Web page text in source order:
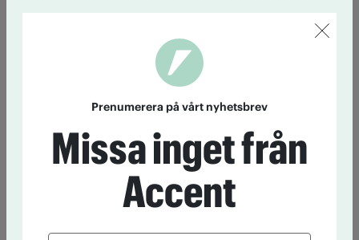
mousserande vin i samarbete med en alkoholtillverkare. Vi
kontaktade henne för att fråga hur hon resonerar kring det.
Cannabis i gråzonen – från läkemedel
4 augusti 11:55
Cannabis är olagligt i ­Sverige, i nästan alla ­
former. Men nu växer en marknad fram i lagens gränsland.
Vem tjänar på normaliseringen?
Avmattning i USA:s cannabisvåg
Prenumerera på vårt nyhetsbrev
Missa inget från
Accent